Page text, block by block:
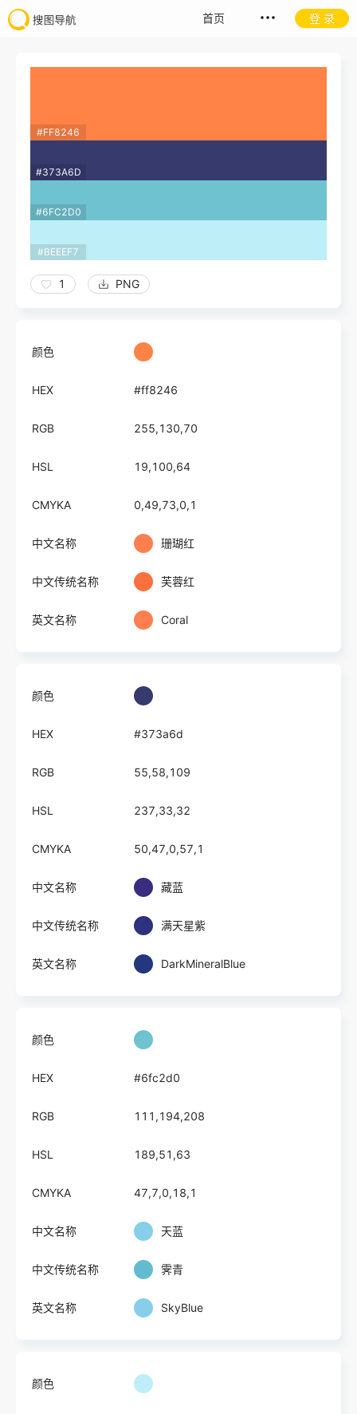
首页 登 录
#FF8246
#373A6D
#6FC2D0
#BEEEF7
1 PNG
颜色
HEX #ff8246
RGB 255,130,70
HSL 19,100,64
CMYKA 0,49,73,0,1
中文名称 珊瑚红
中文传统名称 芙蓉红
英文名称 Coral
颜色
HEX #373a6d
RGB 55,58,109
HSL 237,33,32
CMYKA 50,47,0,57,1
中文名称 藏蓝
中文传统名称 满天星紫
英文名称 DarkMineralBlue
颜色
HEX #6fc2d0
RGB 111,194,208
HSL 189,51,63
CMYKA 47,7,0,18,1
中文名称 天蓝
中文传统名称 霁青
英文名称 SkyBlue
颜色